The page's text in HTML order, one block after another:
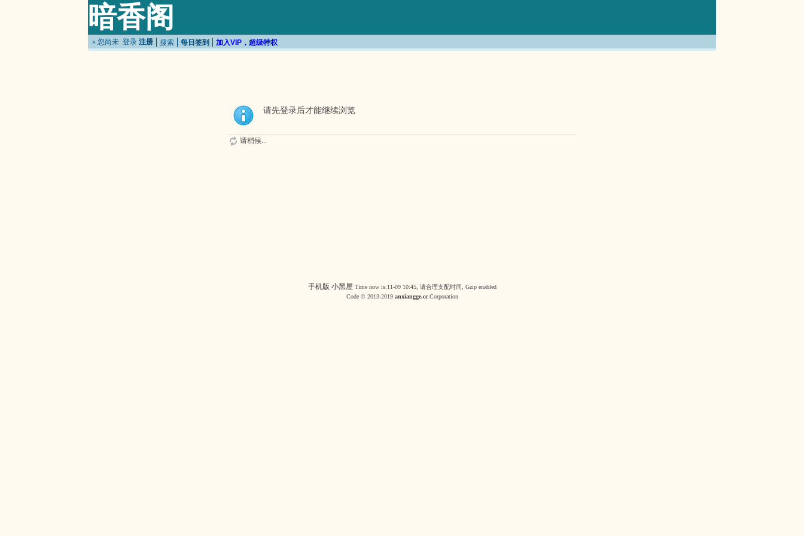
暗香阁
» 您尚未 登录 注册 搜索 每日签到 加入VIP，超级特权
请先登录后才能继续浏览
请稍候...
手机版 小黑屋 Time now is:11-09 10:45, 请合理支配时间, Gzip enabled
Code © 2013-2019 anxiangge.ccCorporation